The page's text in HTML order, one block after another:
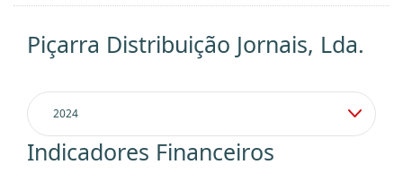
Piçarra Distribuição Jornais, Lda.
Indicadores Financeiros